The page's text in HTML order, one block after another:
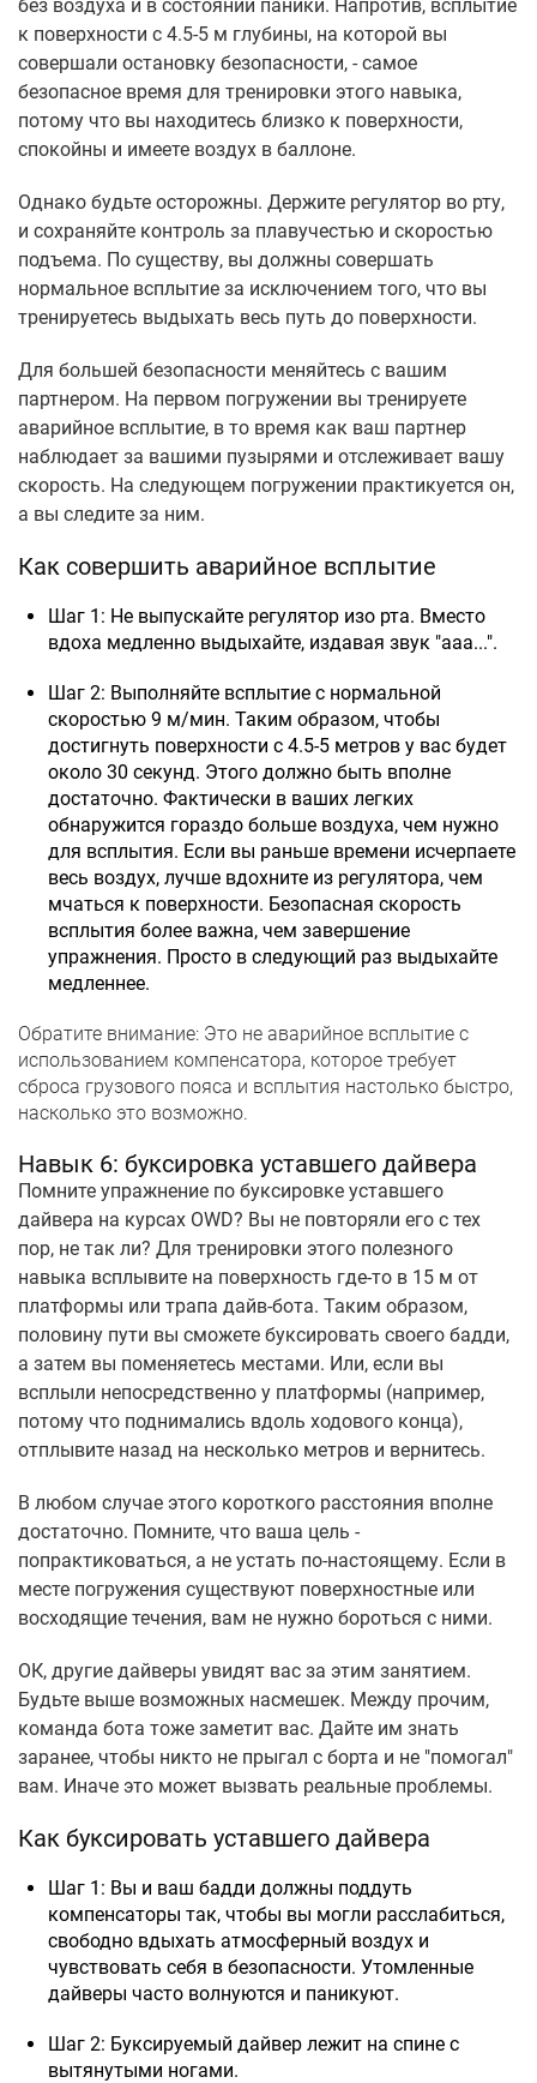
без воздуха и в состоянии паники. Напротив, всплытие
к поверхности с 4.5-5 м глубины, на которой вы
совершали остановку безопасности, - самое
безопасное время для тренировки этого навыка,
потому что вы находитесь близко к поверхности,
спокойны и имеете воздух в баллоне.
Однако будьте осторожны. Держите регулятор во рту,
и сохраняйте контроль за плавучестью и скоростью
подъема. По существу, вы должны совершать
нормальное всплытие за исключением того, что вы
тренируетесь выдыхать весь путь до поверхности.
Для большей безопасности меняйтесь с вашим
партнером. На первом погружении вы тренируете
аварийное всплытие, в то время как ваш партнер
наблюдает за вашими пузырями и отслеживает вашу
скорость. На следующем погружении практикуется он,
а вы следите за ним.
Как совершить аварийное всплытие
Шаг 1: Не выпускайте регулятор изо рта. Вместо
вдоха медленно выдыхайте, издавая звук "ааа...".
Шаг 2: Выполняйте всплытие с нормальной
скоростью 9 м/мин. Таким образом, чтобы
достигнуть поверхности с 4.5-5 метров у вас будет
около 30 секунд. Этого должно быть вполне
достаточно. Фактически в ваших легких
обнаружится гораздо больше воздуха, чем нужно
для всплытия. Если вы раньше времени исчерпаете
весь воздух, лучше вдохните из регулятора, чем
мчаться к поверхности. Безопасная скорость
всплытия более важна, чем завершение
упражнения. Просто в следующий раз выдыхайте
медленнее.
Обратите внимание: Это не аварийное всплытие с
использованием компенсатора, которое требует
сброса грузового пояса и всплытия настолько быстро,
насколько это возможно.
Навык 6: буксировка уставшего дайвера
Помните упражнение по буксировке уставшего
дайвера на курсах OWD? Вы не повторяли его с тех
пор, не так ли? Для тренировки этого полезного
навыка всплывите на поверхность где-то в 15 м от
платформы или трапа дайв-бота. Таким образом,
половину пути вы сможете буксировать своего бадди,
а затем вы поменяетесь местами. Или, если вы
всплыли непосредственно у платформы (например,
потому что поднимались вдоль ходового конца),
отплывите назад на несколько метров и вернитесь.
В любом случае этого короткого расстояния вполне
достаточно. Помните, что ваша цель -
попрактиковаться, а не устать по-настоящему. Если в
месте погружения существуют поверхностные или
восходящие течения, вам не нужно бороться с ними.
ОК, другие дайверы увидят вас за этим занятием.
Будьте выше возможных насмешек. Между прочим,
команда бота тоже заметит вас. Дайте им знать
заранее, чтобы никто не прыгал с борта и не "помогал"
вам. Иначе это может вызвать реальные проблемы.
Как буксировать уставшего дайвера
Шаг 1: Вы и ваш бадди должны поддуть
компенсаторы так, чтобы вы могли расслабиться,
свободно вдыхать атмосферный воздух и
чувствовать себя в безопасности. Утомленные
дайверы часто волнуются и паникуют.
Шаг 2: Буксируемый дайвер лежит на спине с
вытянутыми ногами.